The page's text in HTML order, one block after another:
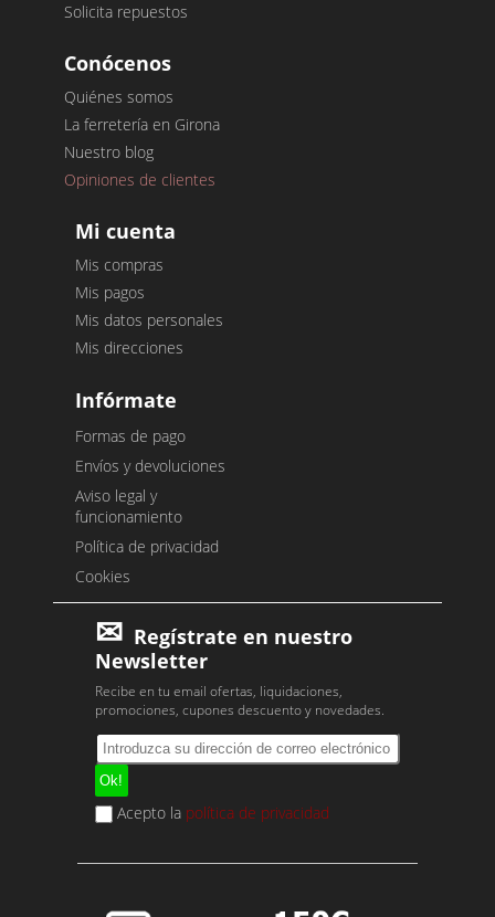
Solicita repuestos
Conócenos
Quiénes somos
La ferretería en Girona
Nuestro blog
Opiniones de clientes
Mi cuenta
Mis compras
Mis pagos
Mis datos personales
Mis direcciones
Infórmate
Formas de pago
Envíos y devoluciones
Aviso legal y
funcionamiento
Política de privacidad
Cookies
Regístrate en nuestro
Newsletter
Recibe en tu email ofertas, liquidaciones,
promociones, cupones descuento y novedades.
Acepto la política de privacidad